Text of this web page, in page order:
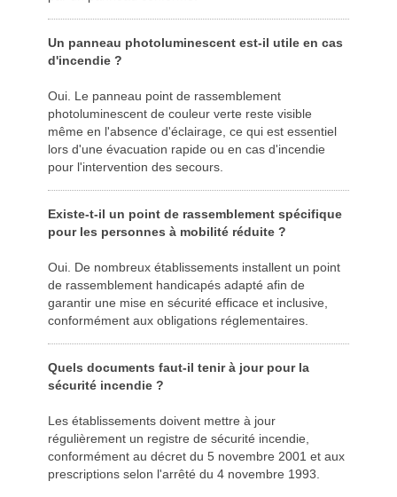
Un panneau photoluminescent est-il utile en cas
d'incendie ?
Oui. Le panneau point de rassemblement
photoluminescent de couleur verte reste visible
même en l'absence d'éclairage, ce qui est essentiel
lors d'une évacuation rapide ou en cas d'incendie
pour l'intervention des secours.
Existe-t-il un point de rassemblement spécifique
pour les personnes à mobilité réduite ?
Oui. De nombreux établissements installent un point
de rassemblement handicapés adapté afin de
garantir une mise en sécurité efficace et inclusive,
conformément aux obligations réglementaires.
Quels documents faut-il tenir à jour pour la
sécurité incendie ?
Les établissements doivent mettre à jour
régulièrement un registre de sécurité incendie,
conformément au décret du 5 novembre 2001 et aux
prescriptions selon l'arrêté du 4 novembre 1993.